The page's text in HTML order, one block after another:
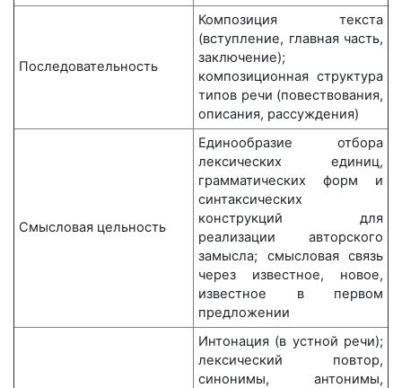
Последовательность
Композиция текста
(вступление, главная часть,
заключение);
композиционная структура
типов речи (повествования,
описания, рассуждения)
Смысловая цельность
Единообразие отбора
лексических единиц,
грамматических форм и
синтаксических
конструкций для
реализации авторского
замысла; смысловая связь
через известное, новое,
известное в первом
предложении
Интонация (в устной речи);
лексический повтор,
синонимы, антонимы,